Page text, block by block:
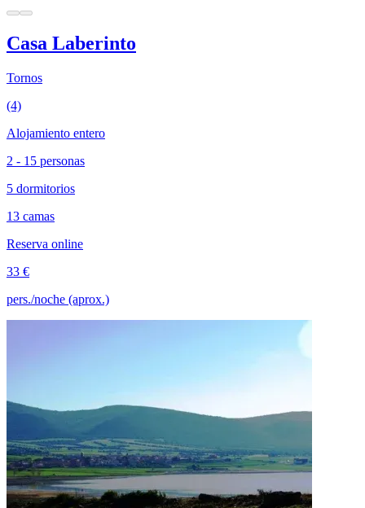
Casa Laberinto
Tornos
(4)
Alojamiento entero
2 - 15 personas
5 dormitorios
13 camas
Reserva online
33 €
pers./noche (aprox.)